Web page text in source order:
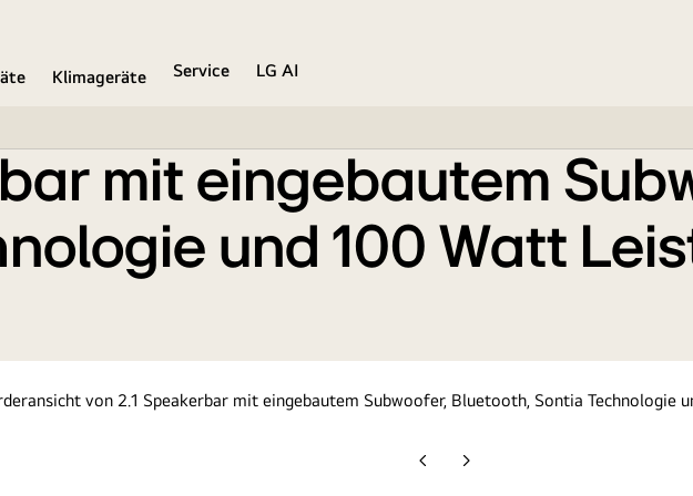
Klimageräte Service
LG AI
Subwoofer, Bluetooth, Sontia Technologie und 100 Watt Leistung
mit eingebautem
und 100 Watt
VorherigeNächste